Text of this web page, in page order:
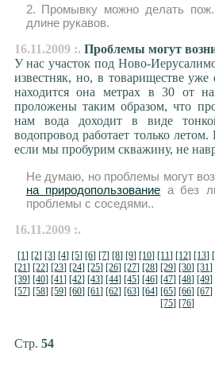
2. Промывку можно делать
длине рукавов.
16.11.2009 :. Проблемы могут
У нас участок под Ново-
известняк, но, в товариществе уже
находится она метрах в 30 от
проложены таким образом, что
нам вода доходит в виде
водопровод работает только
если мы пробурим скважину, не
Не думаю, но проблемы могут
на природопользование а без
проблемы с соседями..
16.11.2009 :.
[1] [2] [3] [4] [5] [6] [7] [8] [9] [10] [11] [12] [13]
[21] [22] [23] [24] [25] [26] [27] [28] [29] [30] [31]
[39] [40] [41] [42] [43] [44] [45] [46] [47] [48] [49]
[57] [58] [59] [60] [61] [62] [63] [64] [65] [66] [67]
[75] [76]
Стр. 54